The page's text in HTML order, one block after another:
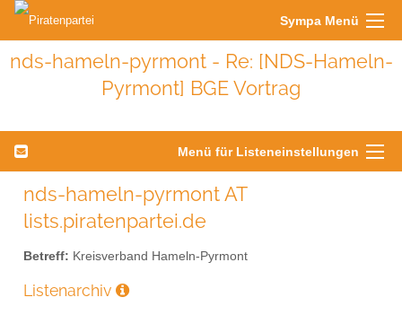
Sympa Menü
nds-hameln-pyrmont - Re: [NDS-Hameln-
Pyrmont] BGE Vortrag
Menü für Listeneinstellungen
nds-hameln-pyrmont AT
lists.piratenpartei.de
Betreff: Kreisverband Hameln-Pyrmont
Listenarchiv